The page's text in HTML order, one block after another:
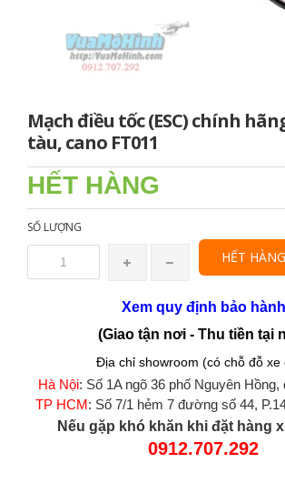
Mạch điều tốc (ESC) chính
tàu, cano FT011
HẾT HÀNG
SỐ LƯỢNG
HẾT HÀNG
Xem quy định bảo hành
(Giao tận nơi - Thu tiền tại
Địa chỉ showroom (có chỗ đỗ xe
Hà Nội: Số 1A ngõ 36 phố Nguyên
TP HCM : Số 7/1 hẻm 7 đường số 44,
Nếu gặp khó khăn khi đặt hàng
0912.707.292